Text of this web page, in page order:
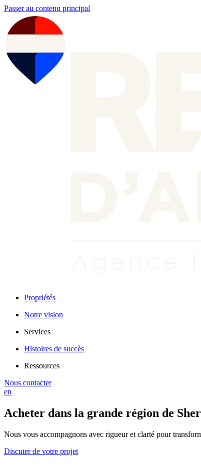
Passer au contenu principal
Propriétés
Notre vision
Services
Histoires de succès
Ressources
Nous contacter
en
Acheter dans la grande région de
Nous vous accompagnons avec rigueur et clarté pour
Discuter de votre projet